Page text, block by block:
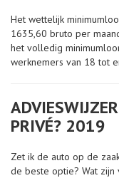
Het wettelijk
1635,60 bruto per
het volledig
werknemers van 18 tot
PRIVÉ? 2019
Zet ik de auto op de
de beste optie? Wat